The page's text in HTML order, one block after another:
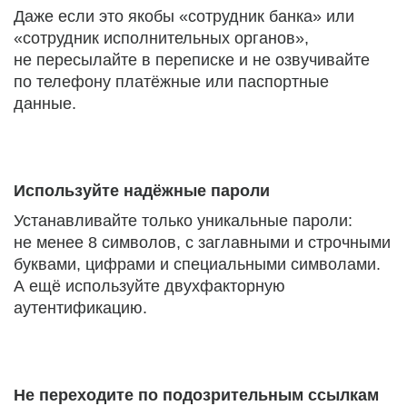
Даже если это якобы «сотрудник банка» или
«сотрудник исполнительных органов»,
не пересылайте в переписке и не озвучивайте
по телефону платёжные или паспортные
данные.
Используйте надёжные пароли
Устанавливайте только уникальные пароли:
не менее 8 символов, с заглавными и строчными
буквами, цифрами и специальными символами.
А ещё используйте двухфакторную
аутентификацию.
Не переходите по подозрительным ссылкам